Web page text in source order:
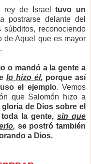
rey de Israeltuvo un
postrarse delante del
reconociendo
de Aquel que es mayor
o mandó a la gente a
lo hizo él, porque así
el ejemplo. Vemos
que Salomón hizo a
de Dios sobre el
toda la gente,sin que
, se postró también
a Dios.